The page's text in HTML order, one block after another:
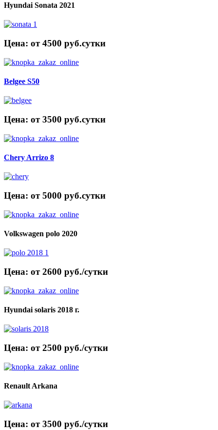
Hyundai Sonata 2021
Цена: от 4500 руб.cутки
Belgee S50
Цена: от 3500 руб.cутки
Chery Arrizo 8
Цена: от 5000 руб.cутки
Volkswagen polo 2020
Цена: от 2600 руб./сутки
Hyundai solaris 2018 г.
Цена: от 2500 руб./сутки
Renault Arkana
Цена: от 3500 руб./сутки